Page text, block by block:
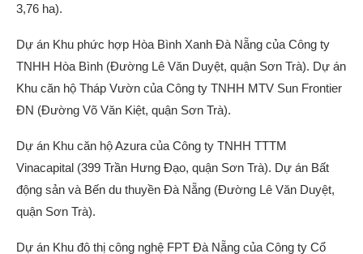
3,76 ha).
Dự án Khu phức hợp Hòa Bình Xanh Đà Nẵng của Công ty
TNHH Hòa Bình (Đường Lê Văn Duyệt, quận Sơn Trà). Dự án
Khu căn hộ Tháp Vườn của Công ty TNHH MTV Sun Frontier
ĐN (Đường Võ Văn Kiệt, quận Sơn Trà).
Dự án Khu căn hộ Azura của Công ty TNHH TTTM
Vinacapital (399 Trần Hưng Đạo, quận Sơn Trà). Dự án Bất
động sản và Bến du thuyền Đà Nẵng (Đường Lê Văn Duyệt,
quận Sơn Trà).
Dự án Khu đô thị công nghệ FPT Đà Nẵng của Công ty Cổ